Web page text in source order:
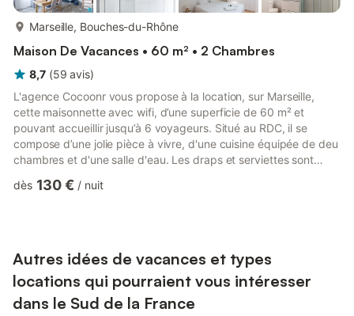
Marseille, Bouches-du-Rhône
Maison De Vacances • 60 m² • 2 Chambres
8,7 (59 avis)
L'agence Cocoonr vous propose à la location, sur Marseille,
cette maisonnette avec wifi, d’une superficie de 60 m² et
pouvant accueillir jusqu’à 6 voyageurs. Situé au RDC, il se
compose d’une jolie pièce à vivre, d'une cuisine équipée de deu
chambres et d'une salle d'eau. Les draps et serviettes sont
compose de la manière suivante : - En entrant dans
même ...
dès 130 € / nuit
Autres idées de vacances et types
locations qui pourraient vous intéresser
dans le Sud de la France